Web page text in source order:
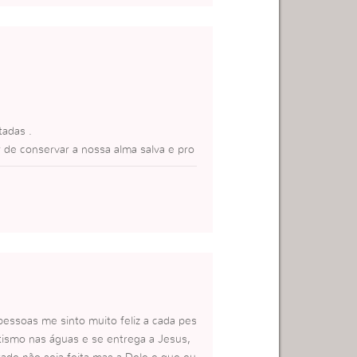
HOJE SOU FELIZ
.
conservar a nossa alma salva e pro
visao e sempre almas.
e exterior da igreja,sempre temo
me sinto muito feliz a cada pes
nas águas e se entrega a Jesus,